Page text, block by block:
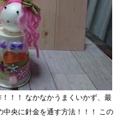
！！ なかなかうまくいかず、最
央に針金を通す方法！！！ この